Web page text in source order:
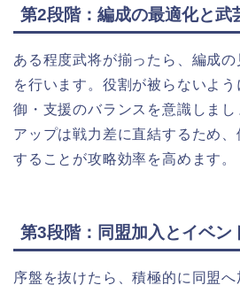
第2段階：編成の最適化と武
ある程度武将が揃ったら、編成
を行います。役割が被らないよ
御・支援のバランスを意識しま
アップは戦力差に直結するため
することが攻略効率を高めます。
第3段階：同盟加入とイベン
序盤を抜けたら、積極的に同盟